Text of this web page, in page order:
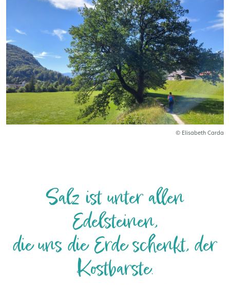
© Elisabeth Carda
Salz ist unter allen
Edelsteinen,
die uns die Erde schenkt, der
Kostbarste.